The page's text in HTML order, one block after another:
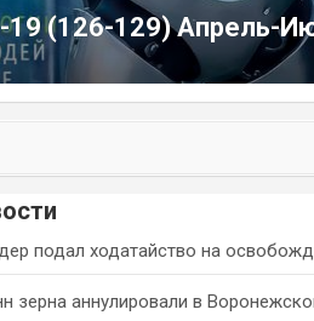
19 (126-129) Апрель-
подал ходатайство на
зерна аннулировали в